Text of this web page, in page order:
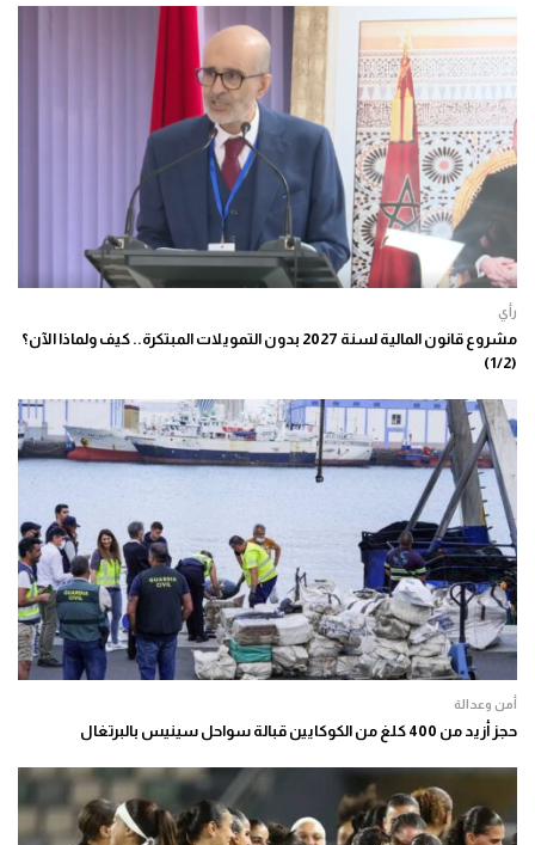
رأي
مشروع قانون المالية لسنة 2027 بدون التمويلات المبتكرة.. كيف ولماذا الآن؟
(1/2)
أمن وعدالة
حجز أزيد من 400 كلغ من الكوكايين قبالة سواحل سينيس بالبرتغال